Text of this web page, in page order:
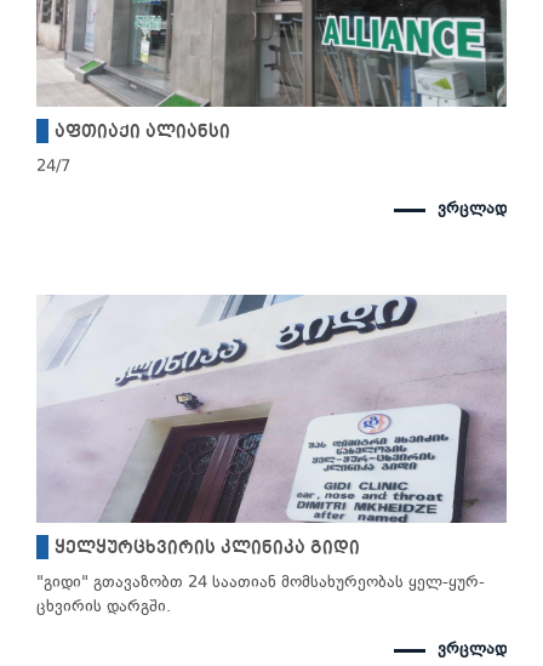
აფთიაქი ალიანსი
24/7
ვრცლად
ყელყურცხვირის კლინიკა გიდი
"გიდი" გთავაზობთ 24 საათიან მომსახურეობას ყელ-ყურ-
ცხვირის დარგში.
ვრცლად